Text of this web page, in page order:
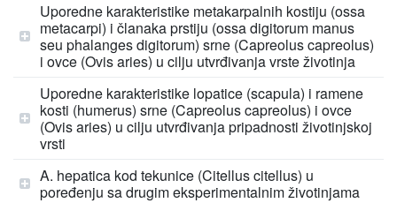
Uporedne karakteristike metakarpalnih kostiju (ossa
metacarpi) i članaka prstiju (ossa digitorum manus
seu phalanges digitorum) srne (Capreolus capreolus)
i ovce (Ovis aries) u cilju utvrđivanja vrste životinja
Uporedne karakteristike lopatice (scapula) i ramene
kosti (humerus) srne (Capreolus capreolus) i ovce
(Ovis aries) u cilju utvrđivanja pripadnosti životinjskoj
vrsti
A. hepatica kod tekunice (Citellus citellus) u
poređenju sa drugim eksperimentalnim životinjama